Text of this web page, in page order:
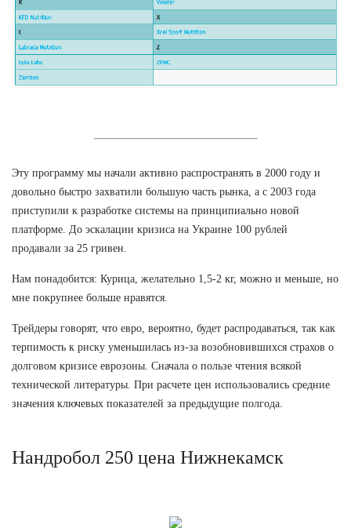
Эту программу мы начали активно распространять в 2000 году и
довольно быстро захватили большую часть рынка, а с 2003 года
приступили к разработке системы на принципиально новой
платформе. До эскалации кризиса на Украине 100 рублей
продавали за 25 гривен.
Нам понадобится: Курица, желательно 1,5-2 кг, можно и меньше, но
мне покрупнее больше нравятся.
Трейдеры говорят, что евро, вероятно, будет распродаваться, так как
терпимость к риску уменьшилась из-за возобновившихся страхов о
долговом кризисе еврозоны. Сначала о пользе чтения всякой
технической литературы. При расчете цен использовались средние
значения ключевых показателей за предыдущие полгода.
Нандробол 250 цена Нижнекамск